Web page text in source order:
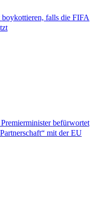
falls die FIFA
befürwortet
mit der EU